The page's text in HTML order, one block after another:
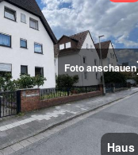
Foto anschauen
Haus